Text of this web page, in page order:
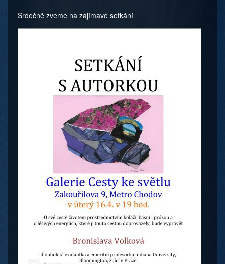
Program
Srdečně zveme na zajímavé setkání